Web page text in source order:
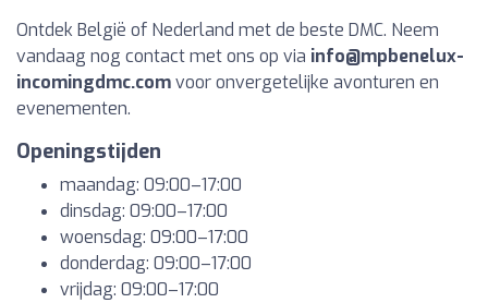
Ontdek België of Nederland met de beste DMC. Neem
vandaag nog contact met ons op via info@mpbenelux-
incomingdmc.comvoor onvergetelijke avonturen en
evenementen.
Openingstijden
maandag: 09:00–17:00
dinsdag: 09:00–17:00
woensdag: 09:00–17:00
donderdag: 09:00–17:00
vrijdag: 09:00–17:00